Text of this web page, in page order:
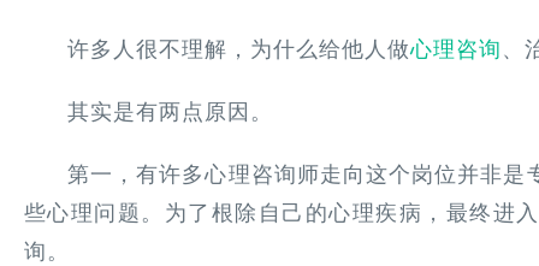
许多人很不理解，为什么给他人做心理咨询 、
其实是有两点原因。
第一，有许多心理咨询师走向这个岗位并非
些心理问题。为了根除自己的心理疾病，最终进
询。